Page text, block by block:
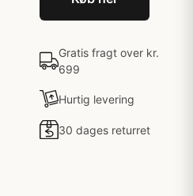
Gratis fragt over kr.
699
Hurtig levering
30 dages returret